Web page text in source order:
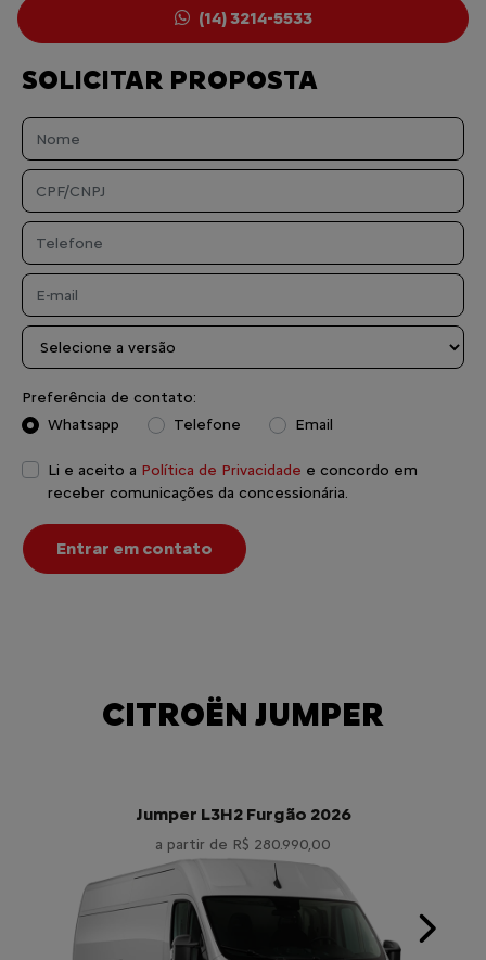
SOLICITAR PROPOSTA
Preferência de contato:
Whatsapp
Telefone Email
Li e aceito a Política de Privacidade e concordo em
receber comunicações da concessionária.
Entrar em contato
(14) 3214-5533
CITROËN JUMPER
Jumper L3H2 Furgão 2026
a partir de R$ 280.990,00
Next